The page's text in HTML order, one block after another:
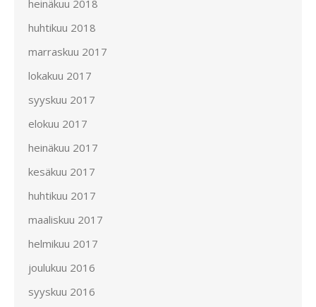
heinäkuu 2018
huhtikuu 2018
marraskuu 2017
lokakuu 2017
syyskuu 2017
elokuu 2017
heinäkuu 2017
kesäkuu 2017
huhtikuu 2017
maaliskuu 2017
helmikuu 2017
joulukuu 2016
syyskuu 2016